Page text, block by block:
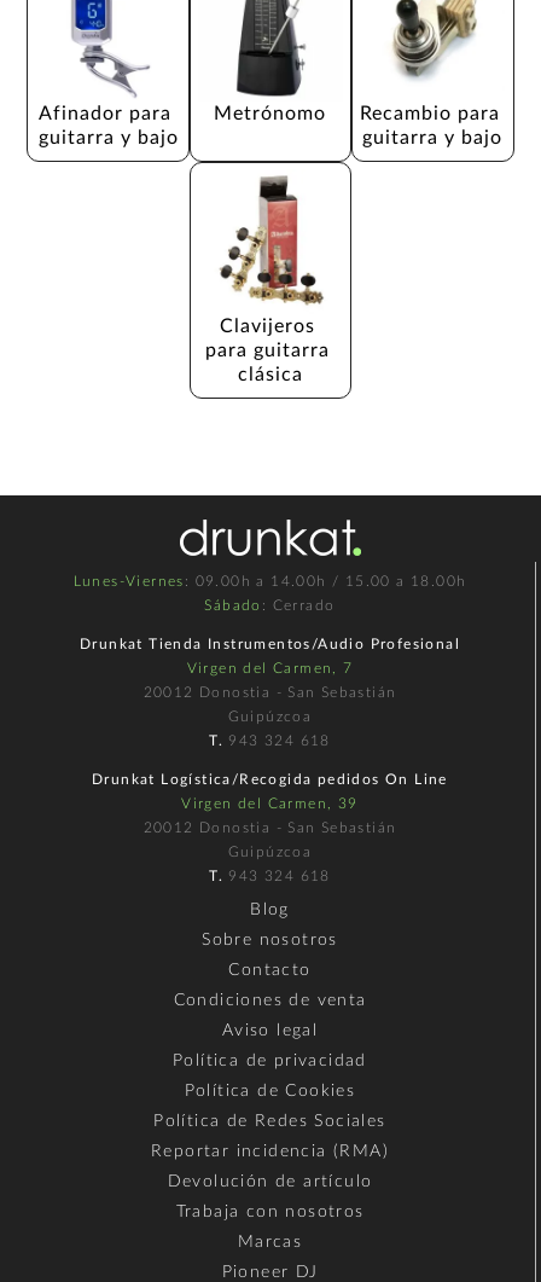
Afinador para
guitarra y bajo
Metrónomo
Recambio para
guitarra y bajo
Clavijeros
para guitarra
clásica
Lunes-Viernes : 09.00h a 14.00h / 15.00 a 18.00h
Sábado : Cerrado
Drunkat Tienda Instrumentos/Audio Profesional
Virgen del Carmen, 7
20012 Donostia - San Sebastián
Guipúzcoa
T. 943 324 618
Drunkat Logística/Recogida pedidos On Line
Virgen del Carmen, 39
20012 Donostia - San Sebastián
Guipúzcoa
T. 943 324 618
Blog
Sobre nosotros
Contacto
Condiciones de venta
Aviso legal
Política de privacidad
Política de Cookies
Política de Redes Sociales
Reportar incidencia (RMA)
Devolución de artículo
Trabaja con nosotros
Marcas
Pioneer DJ